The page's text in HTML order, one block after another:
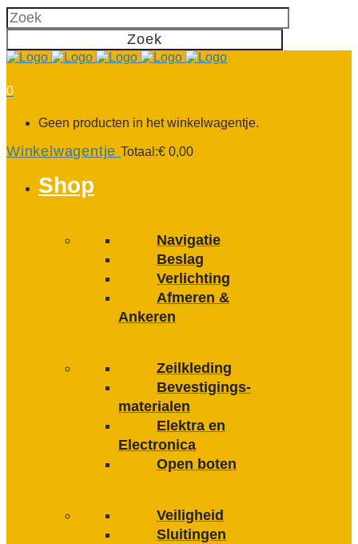
0
Geen producten in het winkelwagentje.
Winkelwagentje Totaal:€ 0,00
Shop
Navigatie
Beslag
Verlichting
Afmeren &
Ankeren
Zeilkleding
Bevestigings­­
materialen
Elektra en
Electronica
Open boten
Veiligheid
Sluitingen